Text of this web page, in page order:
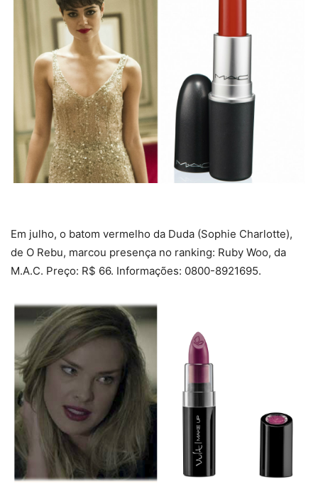
Em julho, o batom vermelho da Duda (Sophie Charlotte),
de O Rebu, marcou presença no ranking: Ruby Woo, da
M.A.C. Preço: R$ 66. Informações: 0800-8921695.